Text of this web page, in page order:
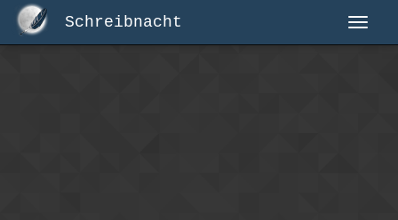
Schreibnacht